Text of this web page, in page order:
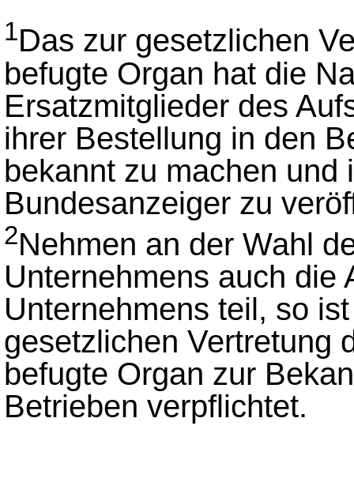
1Das zur gesetzlichen
befugte Organ hat die
Ersatzmitglieder des
ihrer Bestellung in den
bekannt zu machen und
Bundesanzeiger zu
2Nehmen an der Wahl
Unternehmens auch die
Unternehmens teil, so
gesetzlichen Vertretung
befugte Organ zur
Betrieben verpflichtet.